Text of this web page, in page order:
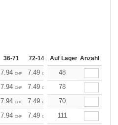
36-71 72-143 144-287 288 +
Auf Lager Anzahl
7.94 CHF 7.49 CHF 7.05
48
7.94 CHF 7.49 CHF 7.05
78
7.94 CHF 7.49 CHF 7.05
70
7.94 CHF 7.49 CHF 7.05
111